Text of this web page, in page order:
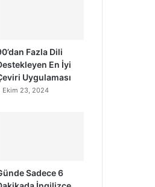
Fazla Dili
En İyi
Uygulaması
Ekim 23, 2024
Sadece 6